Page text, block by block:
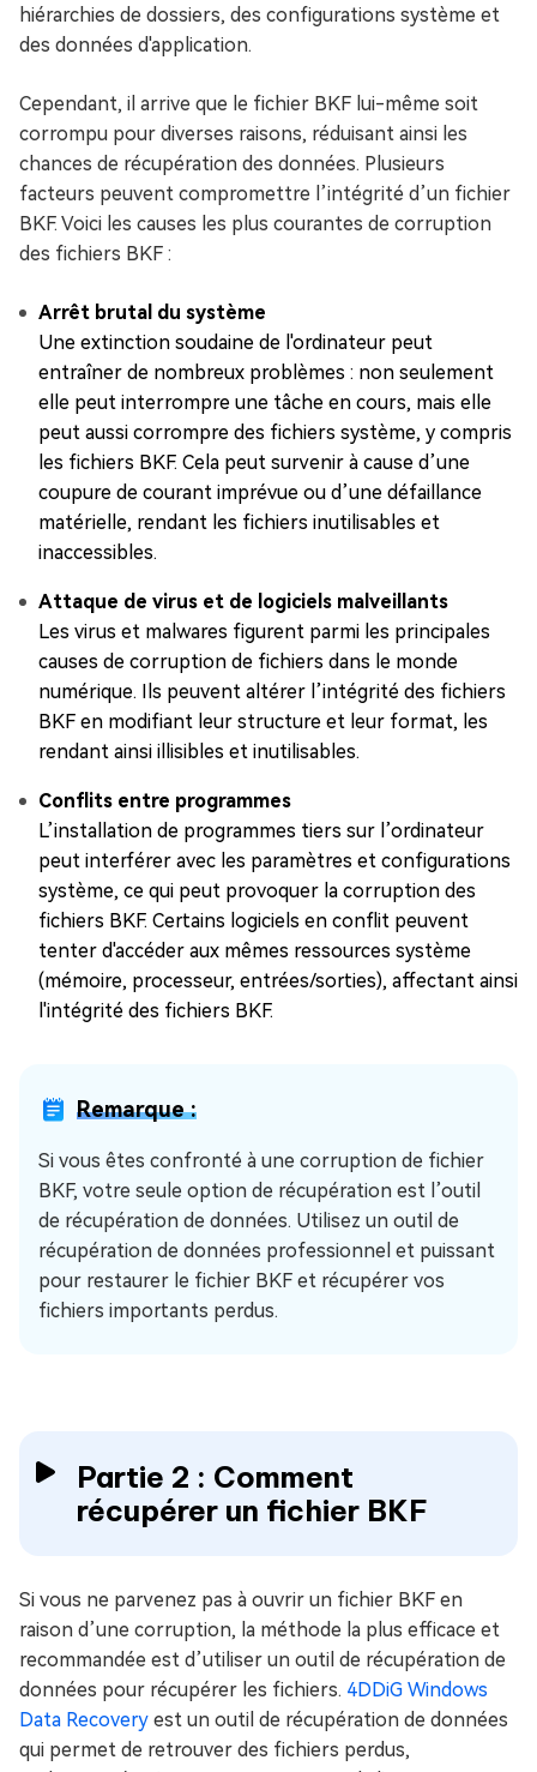
hiérarchies de dossiers, des configurations système et
des données d'application.
Cependant, il arrive que le fichier BKF lui-même soit
corrompu pour diverses raisons, réduisant ainsi les
chances de récupération des données. Plusieurs
facteurs peuvent compromettre l’intégrité d’un fichier
BKF. Voici les causes les plus courantes de corruption
des fichiers BKF :
Arrêt brutal du système
Une extinction soudaine de l'ordinateur peut
entraîner de nombreux problèmes : non seulement
elle peut interrompre une tâche en cours, mais elle
peut aussi corrompre des fichiers système, y compris
les fichiers BKF. Cela peut survenir à cause d’une
coupure de courant imprévue ou d’une défaillance
matérielle, rendant les fichiers inutilisables et
inaccessibles.
Attaque de virus et de logiciels malveillants
Les virus et malwares figurent parmi les principales
causes de corruption de fichiers dans le monde
numérique. Ils peuvent altérer l’intégrité des fichiers
BKF en modifiant leur structure et leur format, les
rendant ainsi illisibles et inutilisables.
Conflits entre programmes
L’installation de programmes tiers sur l’ordinateur
peut interférer avec les paramètres et configurations
système, ce qui peut provoquer la corruption des
fichiers BKF. Certains logiciels en conflit peuvent
tenter d'accéder aux mêmes ressources système
(mémoire, processeur, entrées/sorties), affectant ainsi
l'intégrité des fichiers BKF.
Remarque :
Si vous êtes confronté à une corruption de fichier
BKF, votre seule option de récupération est l’outil
de récupération de données. Utilisez un outil de
récupération de données professionnel et puissant
pour restaurer le fichier BKF et récupérer vos
fichiers importants perdus.
Partie 2 : Comment
récupérer un fichier BKF
Si vous ne parvenez pas à ouvrir un fichier BKF en
raison d’une corruption, la méthode la plus efficace et
recommandée est d’utiliser un outil de récupération de
données pour récupérer les fichiers. 4DDiG Windows
Data Recovery est un outil de récupération de données
qui permet de retrouver des fichiers perdus,